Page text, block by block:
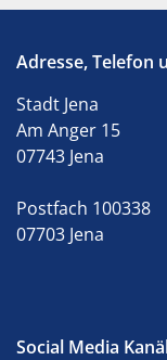
Adresse, Telefon
Stadt Jena
Am Anger 15
07743 Jena
Postfach 100338
07703 Jena
Social Media